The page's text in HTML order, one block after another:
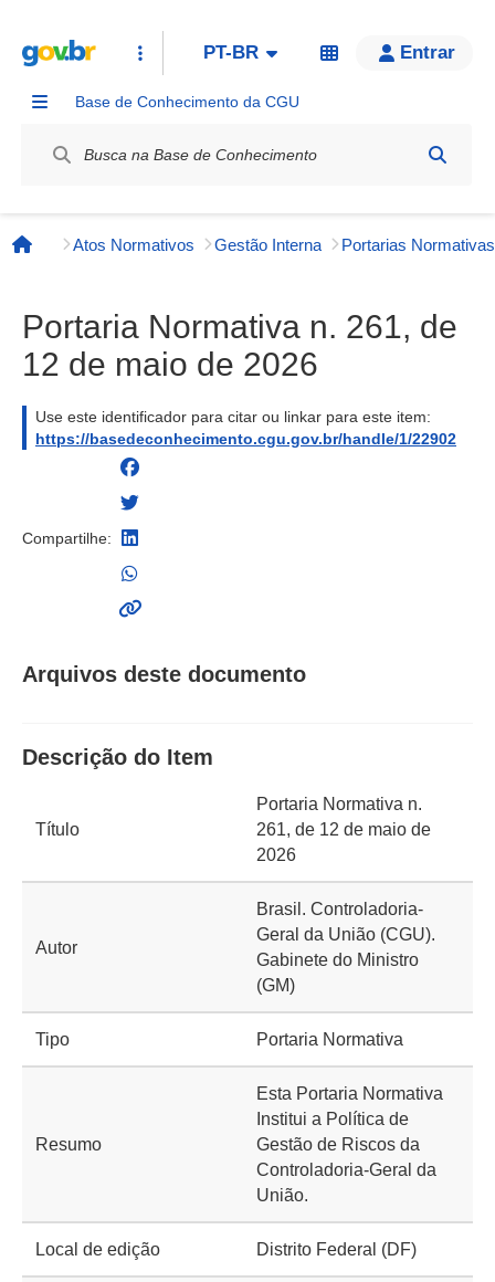
PT-BR Entrar
Base de Conhecimento da CGU
Página inicial
Atos Normativos Gestão Interna
Portaria Normativa n. 261, de
12 de maio de 2026
Use este identificador para citar ou linkar para este item:
https://basedeconhecimento.cgu.gov.br/handle/1/22902
Compartilhe:
Arquivos deste documento
Descrição do Item
Título
Portaria Normativa n.
261, de 12 de maio de
2026
Autor
Brasil. Controladoria-
Geral da União (CGU).
Gabinete do Ministro
(GM)
Tipo Portaria Normativa
Resumo
Esta Portaria Normativa
Institui a Política de
Gestão de Riscos da
Controladoria-Geral da
União.
Local de edição Distrito Federal (DF)